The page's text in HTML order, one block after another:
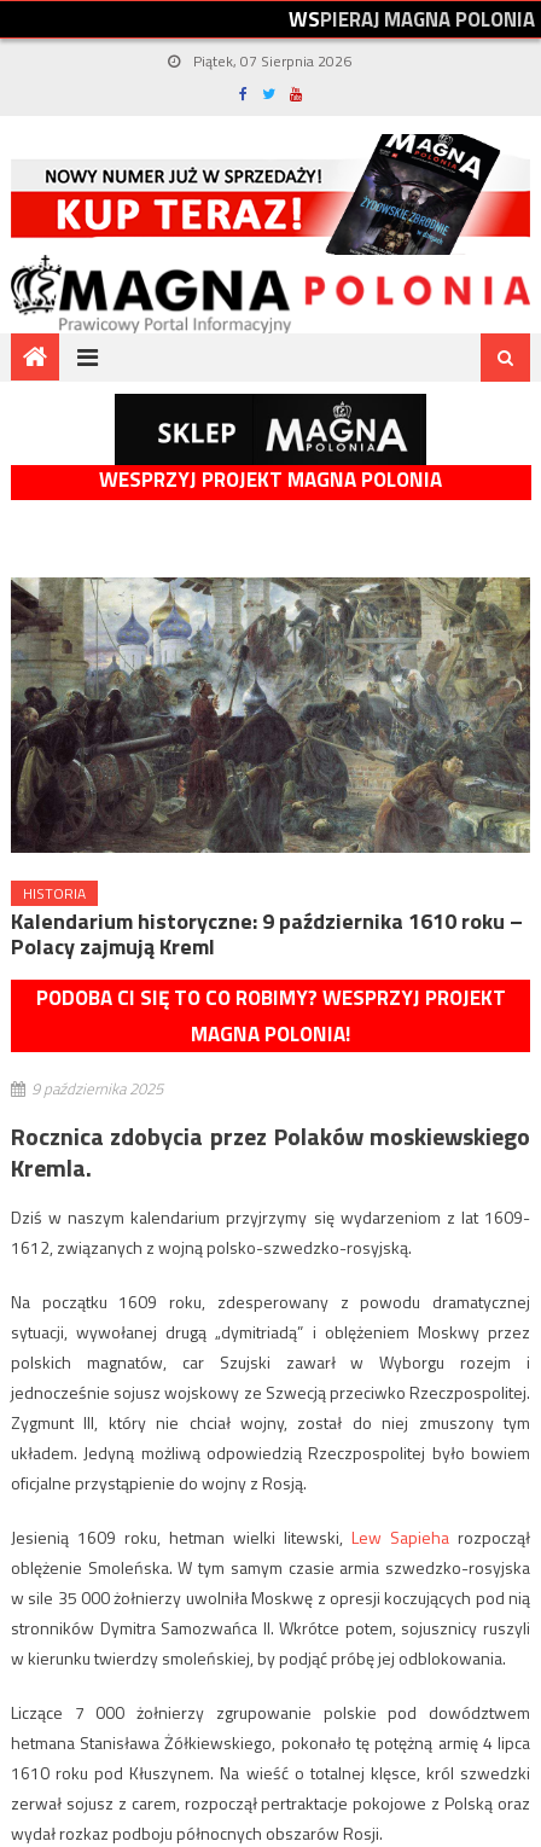
WSPIERAJMAGNAPOLONIA
Piątek, 07 Sierpnia 2026
WESPRZYJ PROJEKT MAGNA POLONIA
HISTORIA
Kalendarium historyczne: 9 października 1610 roku –
Polacy zajmują Kreml
PODOBA CI SIĘ TO CO ROBIMY? WESPRZYJ PROJEKT
MAGNA POLONIA!
9 października 2025
Rocznica zdobycia przez Polaków moskiewskiego
Kremla.
Dziś w naszym kalendarium przyjrzymy się wydarzeniom z lat 1609-
1612, związanych z wojną polsko-szwedzko-rosyjską.
Na początku 1609 roku, zdesperowany z powodu dramatycznej
sytuacji, wywołanej drugą „dymitriadą” i oblężeniem Moskwy przez
polskich magnatów, car Szujski zawarł w Wyborgu rozejm i
jednocześnie sojusz wojskowy ze Szwecją przeciwko Rzeczpospolitej.
Zygmunt III, który nie chciał wojny, został do niej zmuszony tym
układem. Jedyną możliwą odpowiedzią Rzeczpospolitej było bowiem
oficjalne przystąpienie do wojny z Rosją.
Jesienią 1609 roku, hetman wielki litewski,Lew Sapieha rozpoczął
oblężenie Smoleńska. W tym samym czasie armia szwedzko-rosyjska
w sile 35 000 żołnierzy uwolniła Moskwę z opresji koczujących pod nią
stronników Dymitra Samozwańca II. Wkrótce potem, sojusznicy ruszyli
w kierunku twierdzy smoleńskiej, by podjąć próbę jej odblokowania.
Liczące 7 000 żołnierzy zgrupowanie polskie pod dowództwem
hetmana Stanisława Żółkiewskiego, pokonało tę potężną armię 4 lipca
1610 roku pod Kłuszynem. Na wieść o totalnej klęsce, król szwedzki
zerwał sojusz z carem, rozpoczął pertraktacje pokojowe z Polską oraz
wydał rozkaz podboju północnych obszarów Rosji.